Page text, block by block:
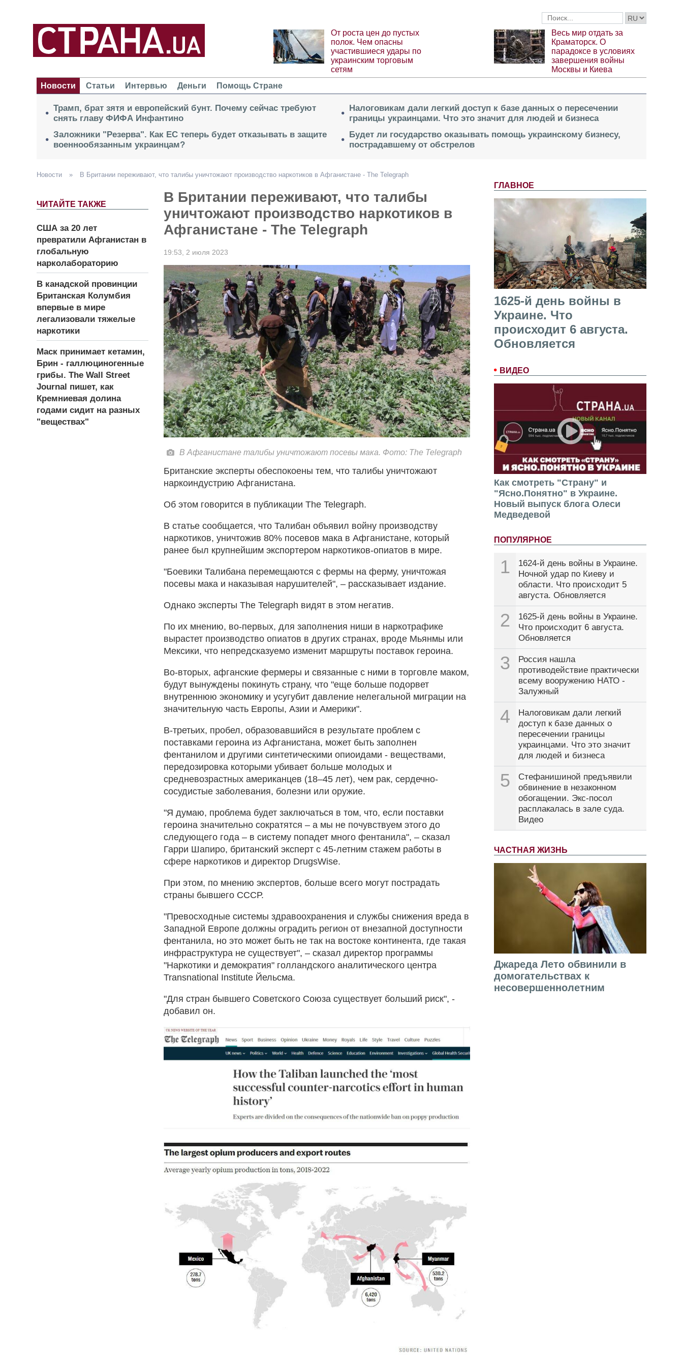
От роста цен до пустых
полок. Чем опасны
участившиеся удары по
украинским торговым
сетям
Весь мир отдать за
Краматорск. О
парадоксе в условиях
завершения войны
Москвы и Киева
Новости
Статьи Интервью Деньги Помощь Стране
Трамп, брат зятя и европейский бунт. Почему сейчас требуют
снять главу ФИФА Инфантино
Заложники "Резерва". Как ЕС теперь будет отказывать в защите
военнообязанным украинцам?
Налоговикам дали легкий доступ к базе данных о пересечении
границы украинцами. Что это значит для людей и бизнеса
Будет ли государство оказывать помощь украинскому бизнесу,
пострадавшему от обстрелов
ГЛАВНОЕ
1625-й день войны в
Украине. Что
происходит 6 августа.
Обновляется
ВИДЕО
Как смотреть "Страну" и
"Ясно.Понятно" в Украине.
Новый выпуск блога Олеси
Медведевой
ПОПУЛЯРНОЕ
1
1624-й день войны в Украине.
Ночной удар по Киеву и
области. Что происходит 5
августа. Обновляется
2
1625-й день войны в Украине.
Что происходит 6 августа.
Обновляется
3
Россия нашла
противодействие практически
всему вооружению НАТО -
Залужный
4
Налоговикам дали легкий
доступ к базе данных о
пересечении границы
украинцами. Что это значит
для людей и бизнеса
5
Стефанишиной предъявили
обвинение в незаконном
обогащении. Экс-посол
расплакалась в зале суда.
Видео
ЧАСТНАЯ ЖИЗНЬ
Джареда Лето обвинили в
домогательствах к
несовершеннолетним
Новости » В Британии переживают, что талибы уничтожают производство наркотиков в Афганистане - The Telegraph
ЧИТАЙТЕ ТАКЖЕ
США за 20 лет
превратили Афганистан в
глобальную
нарколабораторию
В канадской провинции
Британская Колумбия
впервые в мире
легализовали тяжелые
наркотики
Маск принимает кетамин,
Брин - галлюциногенные
грибы. The Wall Street
Journal пишет, как
Кремниевая долина
годами сидит на разных
"веществах"
В Британии переживают, что талибы
уничтожают производство наркотиков в
Афганистане - The Telegraph
19:53, 2 июля 2023
В Афганистане талибы уничтожают посевы мака. Фото: The Telegraph
Британские эксперты обеспокоены тем, что талибы уничтожают
наркоиндустрию Афганистана.
Об этом говорится в публикации The Telegraph.
В статье сообщается, что Талибан объявил войну производству
наркотиков, уничтожив 80% посевов мака в Афганистане, который
ранее был крупнейшим экспортером наркотиков-опиатов в мире.
"Боевики Талибана перемещаются с фермы на ферму, уничтожая
посевы мака и наказывая нарушителей", – рассказывает издание.
Однако эксперты The Telegraph видят в этом негатив.
По их мнению, во-первых, для заполнения ниши в наркотрафике
вырастет производство опиатов в других странах, вроде Мьянмы или
Мексики, что непредсказуемо изменит маршруты поставок героина.
Во-вторых, афганские фермеры и связанные с ними в торговле маком,
будут вынуждены покинуть страну, что "еще больше подорвет
внутреннюю экономику и усугубит давление нелегальной миграции на
значительную часть Европы, Азии и Америки".
В-третьих, пробел, образовавшийся в результате проблем с
поставками героина из Афганистана, может быть заполнен
фентанилом и другими синтетическими опиоидами - веществами,
передозировка которыми убивает больше молодых и
средневозрастных американцев (18–45 лет), чем рак, сердечно-
сосудистые заболевания, болезни или оружие.
"Я думаю, проблема будет заключаться в том, что, если поставки
героина значительно сократятся – а мы не почувствуем этого до
следующего года – в систему попадет много фентанила", – сказал
Гарри Шапиро, британский эксперт с 45-летним стажем работы в
сфере наркотиков и директор DrugsWise.
При этом, по мнению экспертов, больше всего могут пострадать
страны бывшего СССР.
"Превосходные системы здравоохранения и службы снижения вреда в
Западной Европе должны оградить регион от внезапной доступности
фентанила, но это может быть не так на востоке континента, где такая
инфраструктура не существует", – сказал директор программы
"Наркотики и демократия" голландского аналитического центра
Transnational Institute Йельсма.
"Для стран бывшего Советского Союза существует больший риск", -
добавил он.